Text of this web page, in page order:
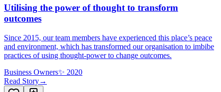
Utilising the power of thought to transform
outcomes
Since 2015, our team members have experienced this place’s peace
and environment, which has transformed our organisation to imbibe
practices of using thought-power to change outcomes.
Business Owners✨ 2020
Read Story→